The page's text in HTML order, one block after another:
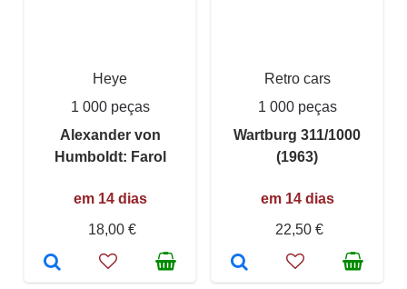
Heye
1 000 peças
Alexander von
Humboldt: Farol
em 14 dias
18,00 €
Retro cars
1 000 peças
Wartburg 311/1000
(1963)
em 14 dias
22,50 €